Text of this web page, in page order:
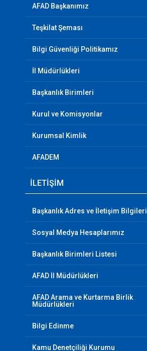
AFAD Başkanımız
Teşkilat Şeması
Bilgi Güvenliği Politikamız
İl Müdürlükleri
Başkanlık Birimleri
Kurul ve Komisyonlar
Kurumsal Kimlik
AFADEM
İLETİŞİM
Başkanlık Adres ve İletişim Bilgileri
Sosyal Medya Hesaplarımız
Başkanlık Birimleri Listesi
AFAD İl Müdürlükleri
AFAD Arama ve Kurtarma Birlik
Müdürlükleri
Bilgi Edinme
Kamu Denetçiliği Kurumu